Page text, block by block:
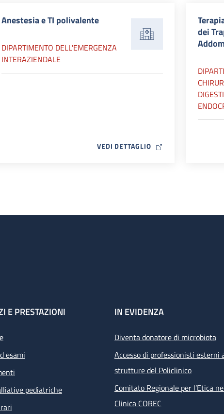
Anestesia e TI polivalente
DIPARTIMENTO DELL'EMERGENZA
INTERAZIENDALE
VEDI DETTAGLIOMAP ICON
dei
E PRESTAZIONI
esami
pediatriche
IN EVIDENZA
Diventa donatore di microbiota
Accesso di professionisti esterni
strutture del Policlinico
Comitato Regionale per l’Etica
Clinica COREC